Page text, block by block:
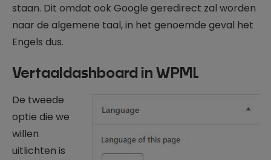
staan. Dit omdat ook Google geredirect zal worden
naar de algemene taal, in het genoemde geval het
Engels dus.
Vertaaldashboard in WPML
De tweede
optie die we
willen
uitlichten is